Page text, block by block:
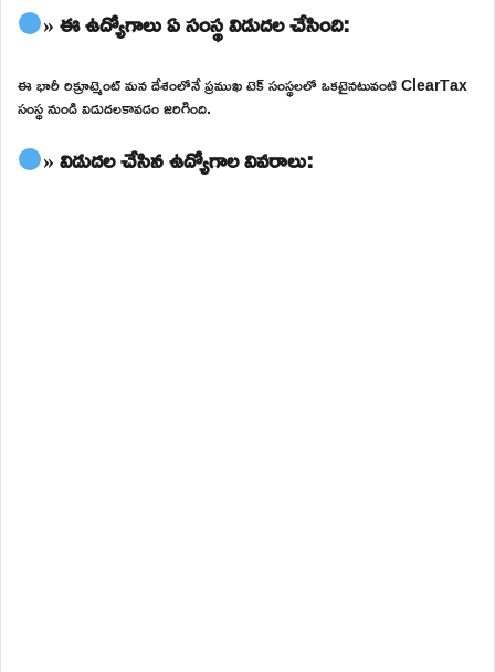
» ఈ ఉద్యోగాలు ఏ సంస్థ విడుదల చేసింది:
ఈ భారీ రిక్రూట్మెంట్ మన దేశంలోనే ప్రముఖ టెక్ సంస్థలలో ఒకటైనటువంటి ClearTax
సంస్థ నుండి విడుదలకావడం జరిగింది.
» విడుదల చేసిన ఉద్యోగాల వివరాలు: